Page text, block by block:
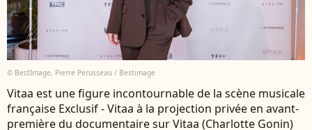
© BestImage, Pierre Perusseau / Bestimage
Vitaa est une figure incontournable de la scène musicale
française Exclusif - Vitaa à la projection privée en avant-
première du documentaire sur Vitaa (Charlotte Gonin)